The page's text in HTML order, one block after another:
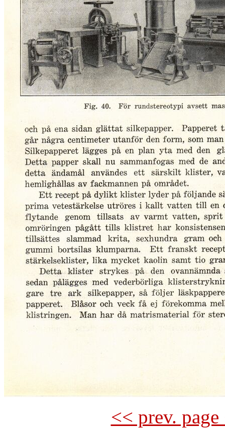
<< prev.